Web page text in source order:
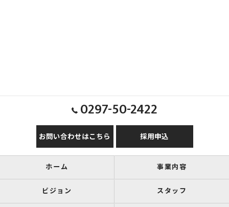
0297-50-2422
お問い合わせはこちら 採用申込
ホーム 事業内容
ビジョン スタッフ